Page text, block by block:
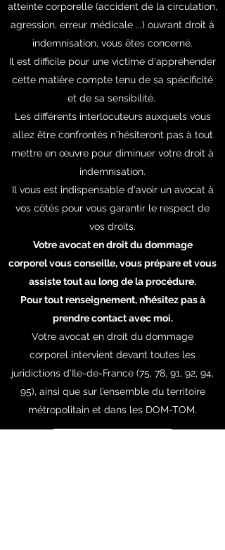
atteinte corporelle (accident de la circulation,
agression, erreur médicale ...) ouvrant droit à
indemnisation, vous êtes concerné.
Il est difficile pour une victime d'appréhender
cette matière compte tenu de sa spécificité
et de sa sensibilité.
Les différents interlocuteurs auxquels vous
allez être confrontés n'hésiteront pas à tout
mettre en œuvre pour diminuer votre droit à
indemnisation.
Il vous est indispensable d'avoir un avocat à
vos côtés pour vous garantir le respect de
vos droits.
Votre avocat en droit du dommage
corporel vous conseille, vous prépare et vous
assiste tout au long de la procédure.
Pour tout renseignement, n’hésitez pas à
prendre contact avec moi.
Votre avocat en droit du dommage
corporel intervient devant toutes les
juridictions d’Ile-de-France (75, 78, 91, 92, 94,
95), ainsi que sur l’ensemble du territoire
métropolitain et dans les DOM-TOM.